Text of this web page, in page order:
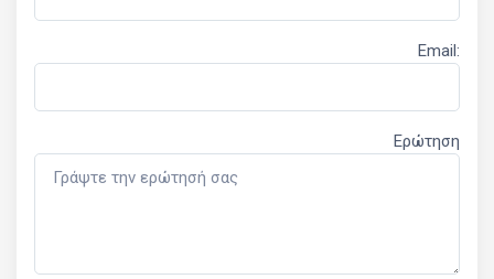
Email:
Ερώτηση